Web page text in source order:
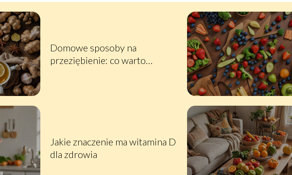
Domowe sposoby na
przeziębienie: co warto
Jakie znaczenie ma witamina D
dla zdrowia